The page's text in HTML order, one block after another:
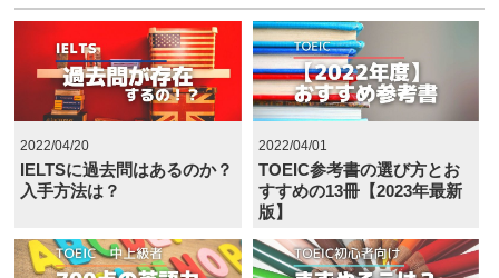
2022/04/20
IELTSに過去問はあるのか？
入手方法は？
2022/04/01
TOEIC参考書の選び方とお
すすめの13冊【2023年最新
版】